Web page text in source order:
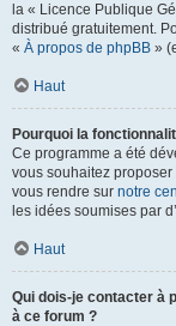
la « Licence Publique
distribué gratuitement.
« À propos de phpBB »
Haut
Pourquoi la
Ce programme a été
vous souhaitez
vous rendre sur notre
les idées soumises par
Haut
Qui dois-je contacter à
à ce forum ?